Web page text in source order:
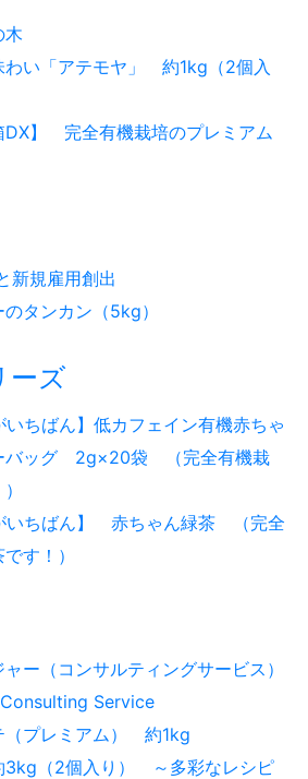
木
わい「アテモヤ」 約1kg（2個入
DX】 完全有機栽培のプレミアム
新規雇用創出
タンカン（5kg）
ーズ
いちばん】低カフェイン有機赤ちゃ
バッグ 2g×20袋 （完全有機栽
いちばん】 赤ちゃん緑茶 （完全
す！）
ー（コンサルティングサービス）
Service
（プレミアム） 約1kg
（2個入り） ～多彩なレシピ